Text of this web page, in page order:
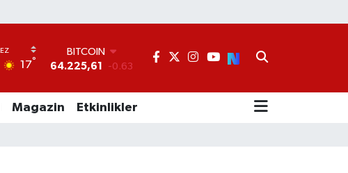
17°
64.225,61
-0.63
DOLAR
55,0317 -0.02
Magazin Etkinlikler